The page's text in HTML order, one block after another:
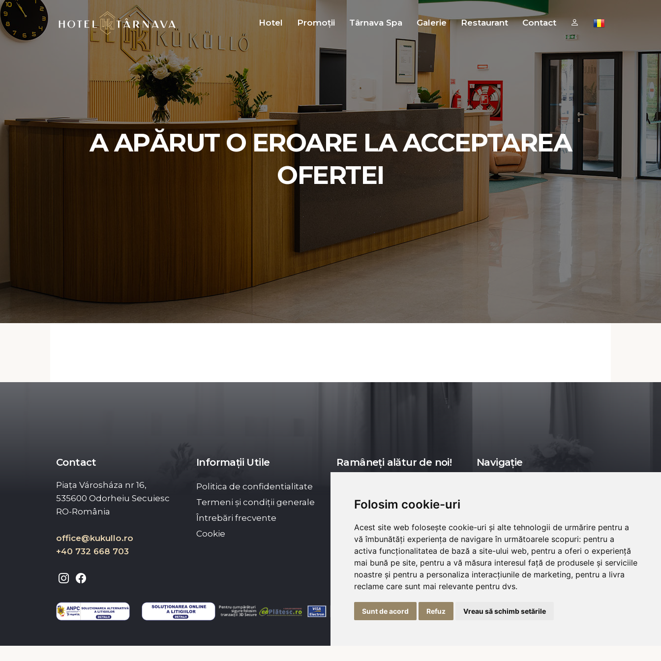
Folosim cookie-uri
Acest site web folosește cookie-uri și alte tehnologii de urmărire pentru a
vă îmbunătăți experiența de navigare în următoarele scopuri: pentru a
activa funcționalitatea de bază a site-ului web, pentru a oferi o experiență
mai bună pe site, pentru a vă măsura interesul față de produsele și serviciile
noastre și pentru a personaliza interacțiunile de marketing, pentru a livra
reclame care sunt mai relevante pentru dvs.
Sunt de acord Refuz Vreau să schimb setările
Hotel Promoții Târnava Spa Galerie Restaurant Contact
A APĂRUT O EROARE LA ACCEPTAREA
OFERTEI
Contact
Piața Városháza nr 16,
535600 Odorheiu Secuiesc
RO-România
office@kukullo.ro
+40 732 668 703
Informații Utile
Politica de confidentialitate
Termeni și condiții generale
Întrebări frecvente
Cookie
Ramâneți alătur de noi! Navigație